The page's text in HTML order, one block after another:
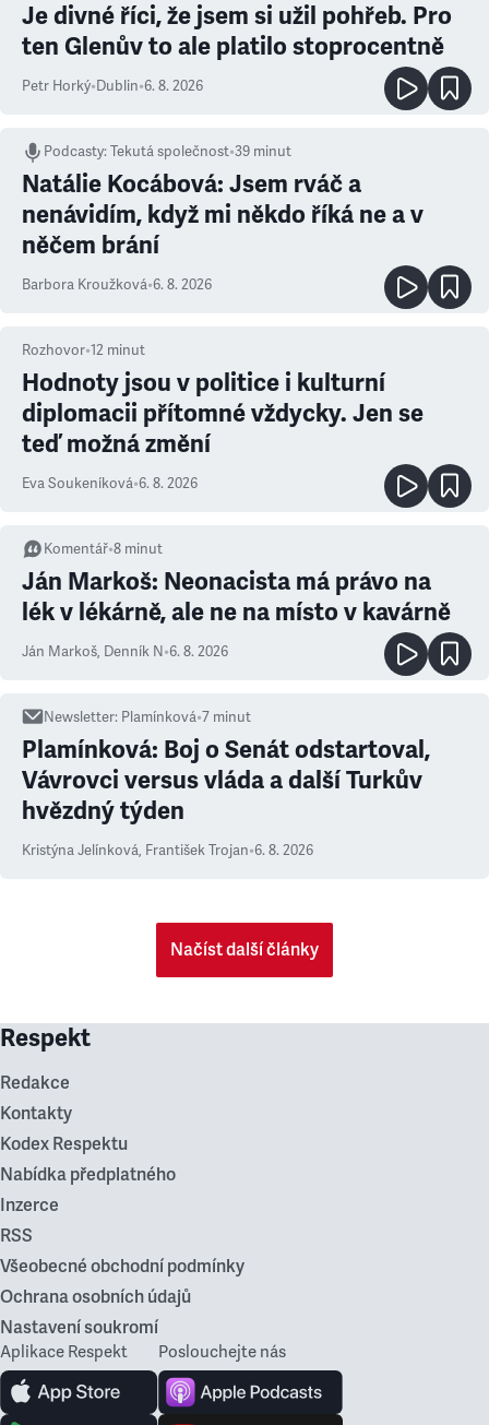
Je divné říci, že jsem si užil pohřeb. Pro
ten Glenův to ale platilo stoprocentně
Petr Horký•Dublin•6. 8. 2026
Podcasty:Tekutá společnost•39 minut
Natálie Kocábová: Jsem rváč a
nenávidím, když mi někdo říká ne a v
něčem brání
Barbora Kroužková•6. 8. 2026
Rozhovor•12 minut
Hodnoty jsou v politice i kulturní
diplomacii přítomné vždycky. Jen se
teď možná změní
Eva Soukeníková•6. 8. 2026
Komentář•8 minut
Ján Markoš: Neonacista má právo na
lék v lékárně, ale ne na místo v kavárně
Ján Markoš, Denník N•6. 8. 2026
Newsletter: Plamínková•7 minut
Plamínková: Boj o Senát odstartoval,
Vávrovci versus vláda a další Turkův
hvězdný týden
Kristýna Jelínková, František Trojan•6. 8. 2026
Načíst další články
Respekt
Redakce
Kontakty
Kodex Respektu
Nabídka předplatného
Inzerce
RSS
Všeobecné obchodní podmínky
Ochrana osobních údajů
Nastavení soukromí
Aplikace Respekt Poslouchejte nás